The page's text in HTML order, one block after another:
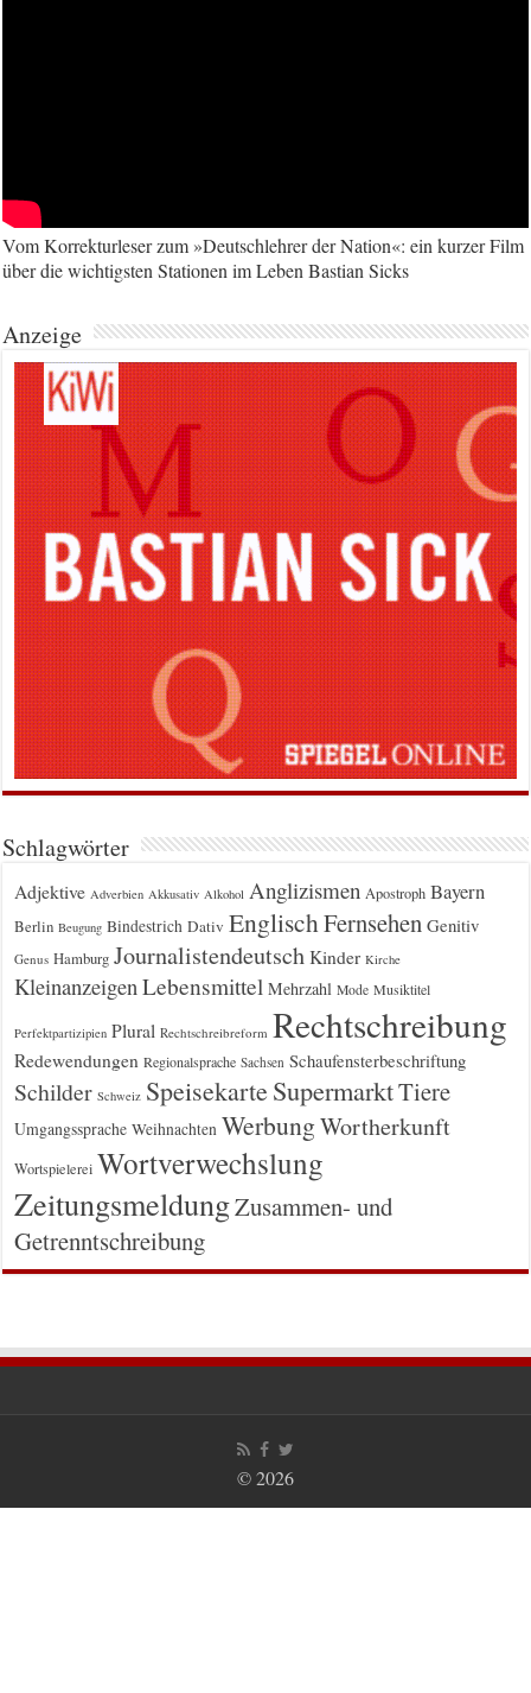
Vom Korrekturleser zum »Deutschlehrer der Nation«: ein kurzer Film
über die wichtigsten Stationen im Leben Bastian Sicks
Anzeige
Schlagwörter
Adjektive Adverbien Akkusativ Alkohol Anglizismen Apostroph Bayern
Berlin Beugung Bindestrich Dativ EnglischFernsehen Genitiv
Genus Hamburg Journalistendeutsch Kinder Kirche
Kleinanzeigen Lebensmittel Mehrzahl Mode Musiktitel
Perfektpartizipien Plural Rechtschreibreform Rechtschreibung
Redewendungen Regionalsprache Sachsen Schaufensterbeschriftung
Schilder Schweiz Speisekarte SupermarktTiere
Umgangssprache Weihnachten WerbungWortherkunft
Wortspielerei Wortverwechslung
ZeitungsmeldungZusammen- und
Getrenntschreibung
© 2026